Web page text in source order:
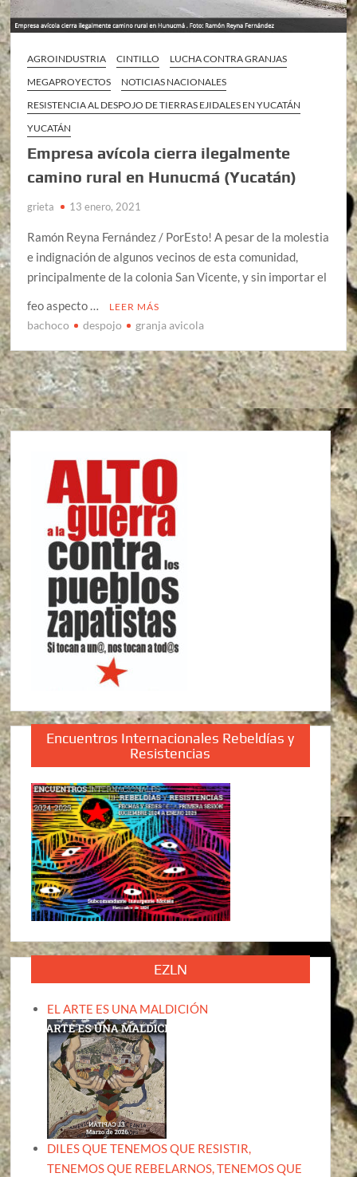
AGROINDUSTRIA CINTILLO
LUCHA CONTRA GRANJAS
MEGAPROYECTOS
NOTICIAS NACIONALES
RESISTENCIA AL DESPOJO DE TIERRAS EJIDALES EN YUCATÁN
YUCATÁN
Empresa avícola cierra ilegalmente
camino rural en Hunucmá (Yucatán)
grieta 13 enero, 2021
Ramón Reyna Fernández / PorEsto! A pesar de la molestia
e indignación de algunos vecinos de esta comunidad,
principalmente de la colonia San Vicente, y sin importar el
feo aspecto …
LEER MÁS
bachoco despojo granja avicola
Encuentros Internacionales Rebeldías y
Resistencias
EZLN
EL ARTE ES UNA MALDICIÓN
DILES QUE TENEMOS QUE RESISTIR,
TENEMOS QUE REBELARNOS, TENEMOS QUE